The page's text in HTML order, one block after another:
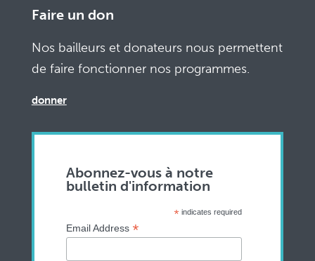
Faire un don
Nos bailleurs et donateurs nous permettent
de faire fonctionner nos programmes.
donner
Abonnez-vous à notre
bulletin d'information
* indicates required
Email Address *